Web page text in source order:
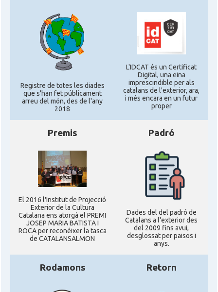
Registre de totes les diades
que s'han fet públicament
arreu del món, des de l'any
2018
L'IDCAT és un Certificat
Digital, una eina
imprescindible per als
catalans de l'exterior, ara,
i més encara en un futur
proper
Premis
El 2016 l'Institut de Projecció
Exterior de la Cultura
Catalana ens atorgà el PREMI
JOSEP MARIA BATISTA I
ROCA per reconéixer la tasca
de CATALANSALMON
Padró
Dades del del padró de
Catalans a l'exterior des
del 2009 fins avui,
desglossat per paisos i
anys.
Rodamons Retorn